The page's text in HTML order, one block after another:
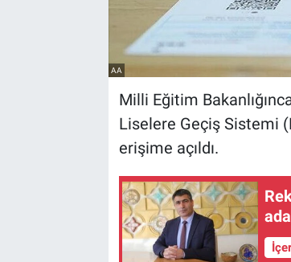
AA
Milli Eğitim
Liselere Geçiş Sistemi
erişime açıldı.